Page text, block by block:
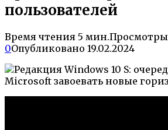
пользователей
Время чтения 5 мин.Просмотры
0Опубликовано 19.02.2024